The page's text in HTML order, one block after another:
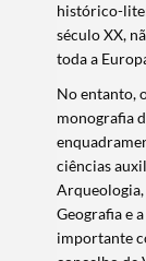
histórico-
século XX,
toda a
No entanto,
monografia
ciências
Arqueologia,
Geografia e
importante